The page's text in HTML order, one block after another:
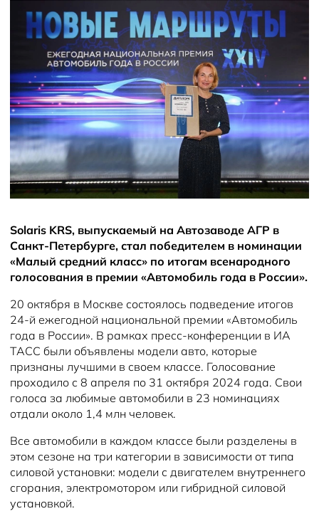
Новости
Solaris KRS, выпускаемый на Автозаводе АГР в
Санкт-Петербурге, стал победителем в номинации
«Малый средний класс» по итогам всенародного
голосования в премии «Автомобиль года в России».
20 октября в Москве состоялось подведение итогов
24-й ежегодной национальной премии «Автомобиль
года в России». В рамках пресс-конференции в ИА
ТАСС были объявлены модели авто, которые
признаны лучшими в своем классе. Голосование
проходило с 8 апреля по 31 октября 2024 года. Свои
голоса за любимые автомобили в 23 номинациях
отдали около 1,4 млн человек.
Все автомобили в каждом классе были разделены в
этом сезоне на три категории в зависимости от типа
силовой установки: модели с двигателем внутреннего
сгорания, электромотором или гибридной силовой
установкой.